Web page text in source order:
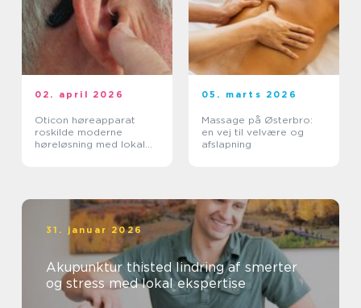
02. april 2026
Oticon høreapparat
roskilde moderne
høreløsning med lokal
05. marts 2026
Massage på Østerbro:
en vej til velvære og
afslapning
31. januar 2026
Akupunktur thisted lindring af smerter
og stress med lokal ekspertise